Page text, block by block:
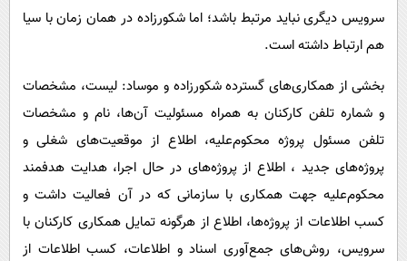
سرویس دیگری نباید مرتبط باشد؛ اما شکورزاده در همان زمان با سیا
هم ارتباط داشته است.
بخشی از همکاری‌های گسترده شکورزاده و موساد: لیست، مشخصات
و شماره تلفن کارکنان به همراه مسئولیت آن‌ها، نام و مشخصات
تلفن مسئول پروژه محکوم‌علیه، اطلاع از موقعیت‌های شغلی و
پروژه‌های جدید ، اطلاع از پروژه‌های در حال اجرا، هدایت هدفمند
محکوم‌علیه جهت همکاری با سازمانی که در آن فعالیت داشت و
کسب اطلاعات از پروژه‌ها، اطلاع از هرگونه تمایل همکاری کارکنان با
سرویس، روش‌های جمع‌آوری اسناد و اطلاعات، کسب اطلاعات از